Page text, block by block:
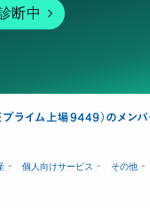
断中
個人向けサービス その他